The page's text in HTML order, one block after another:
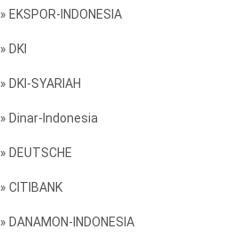
» EKSPOR-INDONESIA
» DKI
» DKI-SYARIAH
» Dinar-Indonesia
» DEUTSCHE
» CITIBANK
» DANAMON-INDONESIA